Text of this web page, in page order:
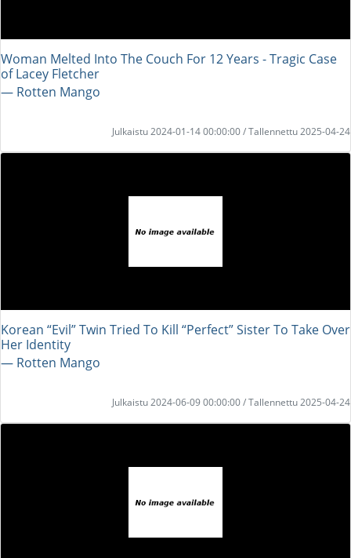
Woman Melted Into The Couch For 12 Years - Tragic Case
of Lacey Fletcher
― Rotten Mango
Julkaistu 2024-01-14 00:00:00 / Tallennettu 2025-04-24
Korean “Evil” Twin Tried To Kill “Perfect” Sister To Take Over
Her Identity
― Rotten Mango
Julkaistu 2024-06-09 00:00:00 / Tallennettu 2025-04-24